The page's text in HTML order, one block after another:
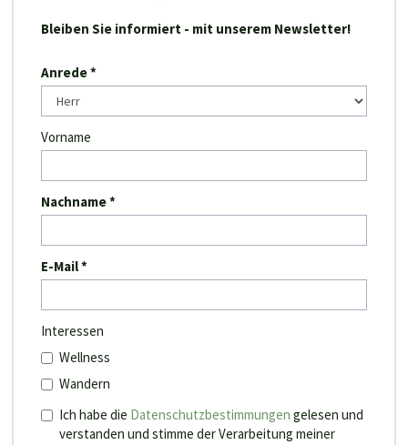
Bleiben Sie informiert - mit unserem Newsletter!
Anrede
Vorname
Nachname
E-Mail
Interessen
Wellness
Wandern
Ich habe die Datenschutzbestimmungen gelesen und
verstanden und stimme der Verarbeitung meiner